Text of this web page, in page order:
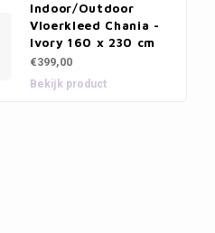
Indoor/Outdoor
Vloerkleed Chania -
Ivory 160 x 230 cm
€399,00
Bekijk product